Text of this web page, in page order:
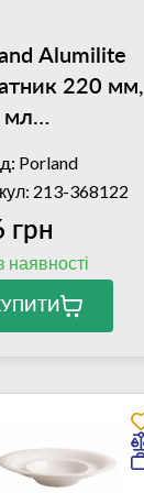
Alumilite
220 мм,
мл
Porland
213-368122
грн
наявності